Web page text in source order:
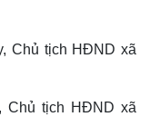
Chủ tịch HĐND xã
Chủ tịch HĐND xã